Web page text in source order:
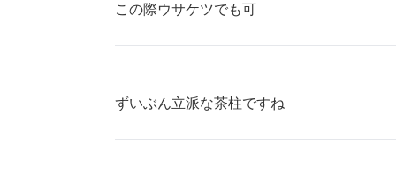
この際ウサケツでも可
ずいぶん立派な茶柱ですね